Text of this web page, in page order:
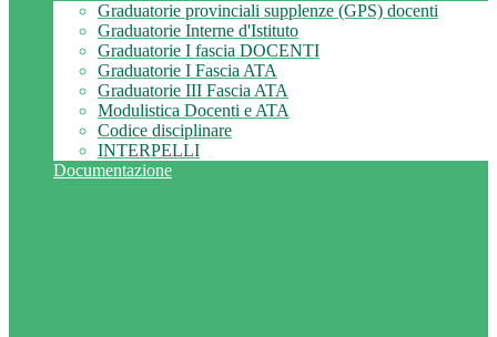
Graduatorie provinciali supplenze (GPS) docenti
Graduatorie Interne d'Istituto
Graduatorie I fascia DOCENTI
Graduatorie I Fascia ATA
Graduatorie III Fascia ATA
Modulistica Docenti e ATA
Codice disciplinare
INTERPELLI
Documentazione